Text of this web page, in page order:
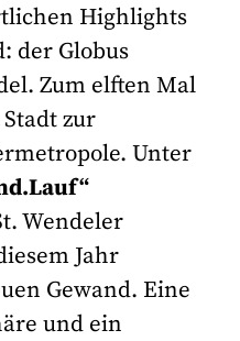
Highlights
der Globus
Zum elften Mal
zur
Unter
Wendeler
Jahr
Gewand. Eine
und ein